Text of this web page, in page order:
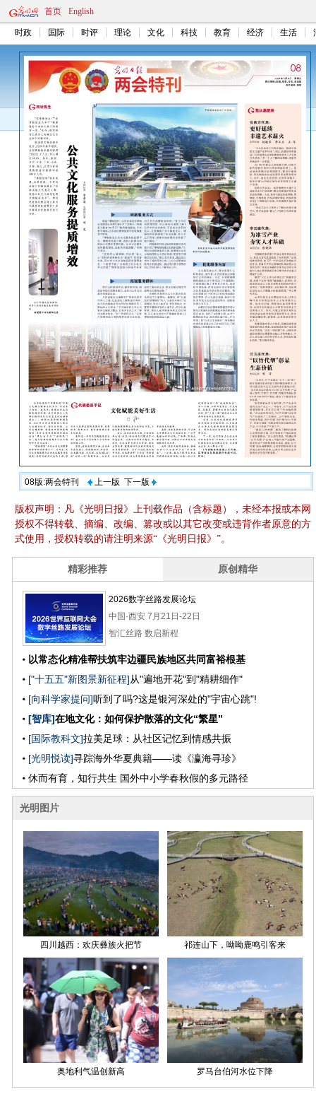
首页 English
时政 国际 时评 理论 文化 科技 教育 经济 生活
08版:两会特刊 上一版 下一版
版权声明：凡《光明日报》上刊载作品（含标题），未经本报或本网
授权不得转载、摘编、改编、篡改或以其它改变或违背作者原意的方
式使用，授权转载的请注明来源“《光明日报》”。